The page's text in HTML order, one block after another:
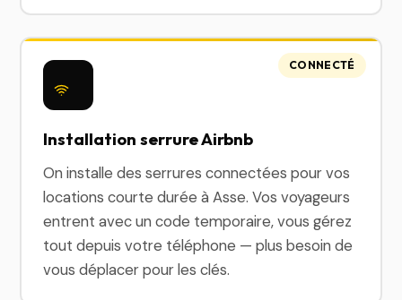
Installation serrure Airbnb
On installe des serrures connectées pour vos
locations courte durée à Asse. Vos voyageurs
entrent avec un code temporaire, vous gérez
tout depuis votre téléphone — plus besoin de
vous déplacer pour les clés.
CONNECTÉ